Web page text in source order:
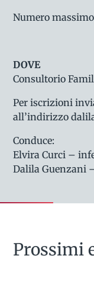
Numero
DOVE
Consultorio
Per iscrizioni
all’indirizzo
Conduce:
Elvira Curci –
Dalila Guenzani
Prossimi